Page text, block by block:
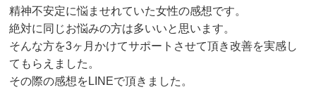
精神不安定に悩ませれていた女性の感想です。
絶対に同じお悩みの方は多いいと思います。
そんな方を3ヶ月かけてサポートさせて頂き改善を実感し
てもらえました。
その際の感想をLINEで頂きました。